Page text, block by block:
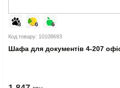
Код товару: 10108693
Шафа для документів 4-207